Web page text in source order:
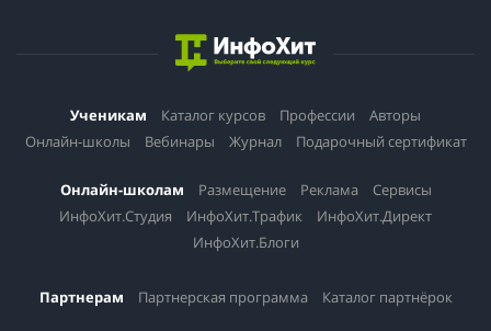
Ученикам Каталог курсов Профессии
Авторы
Онлайн-школы
Вебинары Журнал Подарочный сертификат
Онлайн-школам Размещение Реклама
Сервисы
ИнфоХит.Студия
ИнфоХит.Трафик
ИнфоХит.Директ
ИнфоХит.Блоги
Партнерам Партнерская программа Каталог партнёрок